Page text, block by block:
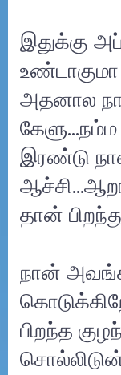
இதுக்கு
அதனால
இரண்டு
தான்
நான்
பிறந்த